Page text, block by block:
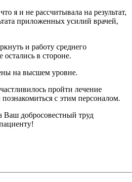
я и не рассчитывала на результат,
приложенных усилий врачей,
и работу среднего
остались в стороне.
на высшем уровне.
пройти лечение
с этим персоналом.
Ваш добросовестный труд